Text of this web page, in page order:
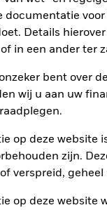
documentatie
Details
in een ander ter
bent over
wij u aan uw
op deze website
zijn.
verspreid,
op deze website
Introductiedatum
Valuta reeks
SFDR-classificatie
Doorlopende kosten
ISIN
Minimale eerste inleg
Gebruik van
Juridische structuur